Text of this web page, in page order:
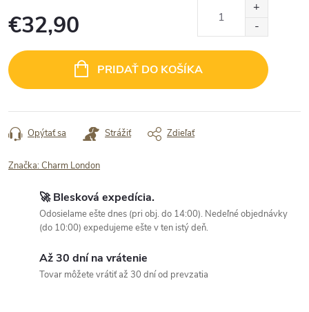
€32,90
cena:
PRIDAŤ DO KOŠÍKA
Opýtať sa Strážiť Zdieľať
Značka:Charm London
🚀 Blesková expedícia.
Odosielame ešte dnes (pri obj. do 14:00). Nedeľné objednávky
(do 10:00) expedujeme ešte v ten istý deň.
Až 30 dní na vrátenie
Tovar môžete vrátiť až 30 dní od prevzatia